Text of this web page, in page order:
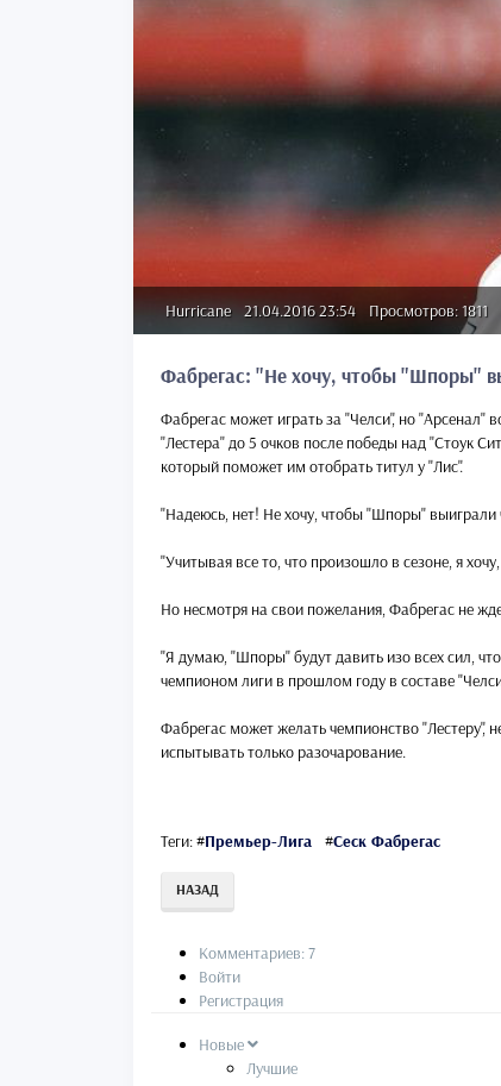
Hurricane 21.04.2016 23:54 Просмотров: 1811
Фабрегас: "Не хочу, чтобы "Шпоры"
Фабрегас может играть за "Челси", но "Арсенал"
"Лестера" до 5 очков после победы над "Стоук
который поможет им отобрать титул у "Лис".
"Надеюсь, нет! Не хочу, чтобы "Шпоры" выиграли
"Учитывая все то, что произошло в сезоне, я
Но несмотря на свои пожелания, Фабрегас не
"Я думаю, "Шпоры" будут давить изо всех сил,
чемпионом лиги в прошлом году в составе
Фабрегас может желать чемпионство "Лестеру",
испытывать только разочарование.
Теги:#Премьер-Лига #Сеск Фабрегас
НАЗАД
Комментариев: 7
Войти
Регистрация
Новые
Лучшие